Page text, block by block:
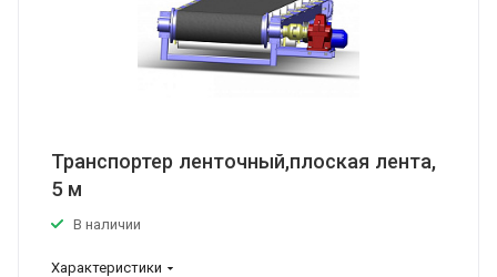
Транспортер ленточный,плоская лента,
5 м
В наличии
Характеристики